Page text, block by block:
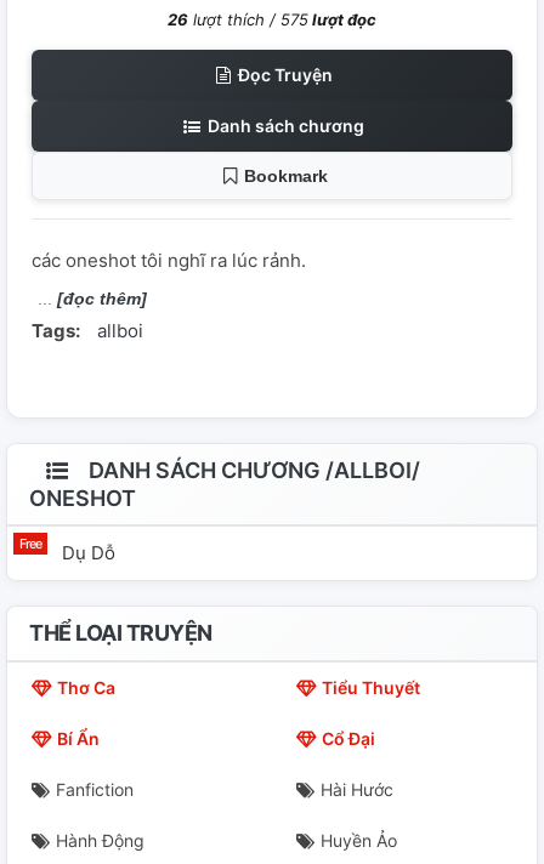
26 lượt thích /575lượt đọc
Đọc Truyện
Danh sách chương
Bookmark
các oneshot tôi nghĩ ra lúc rảnh.
[đọc thêm]
Tags: allboi
DANH SÁCH CHƯƠNG /ALLBOI/
ONESHOT
Dụ Dỗ
THỂ LOẠI TRUYỆN
Thơ Ca Tiểu Thuyết
Bí Ẩn Cổ Đại
Fanfiction Hài Hước
Hành Động Huyền Ảo